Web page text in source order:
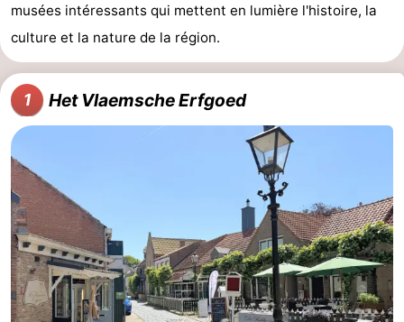
Breskens
-
Cadzand
-
Retranchement
-
Nature
Het
Zwin
Flandre-
Occidentale
-
Bruges
-
Gand
La
musées intéressants qui mettent en lumière l'histoire, la
culture et la nature de la région.
1 Het Vlaemsche Erfgoed